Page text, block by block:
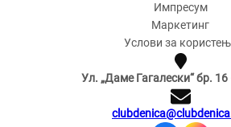
Импресум
Маркетинг
Услови за
Ул. „Даме Гагалески“ бр.